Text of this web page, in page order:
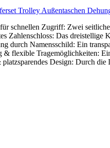
Trolley Außentaschen
schnellen Zugriff: Zwei
Zahlenschloss: Das dreistellige
durch Namensschild: Ein
& flexible Tragemöglichkeiten:
Design: Durch